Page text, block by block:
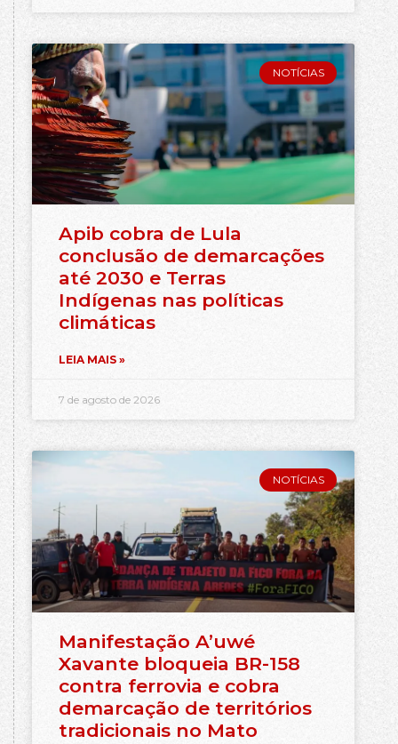
NOTÍCIAS
Apib cobra de Lula
conclusão de demarcações
até 2030 e Terras
Indígenas nas políticas
climáticas
LEIA MAIS »
7 de agosto de 2026
NOTÍCIAS
Manifestação A’uwé
Xavante bloqueia BR-158
contra ferrovia e cobra
demarcação de territórios
tradicionais no Mato